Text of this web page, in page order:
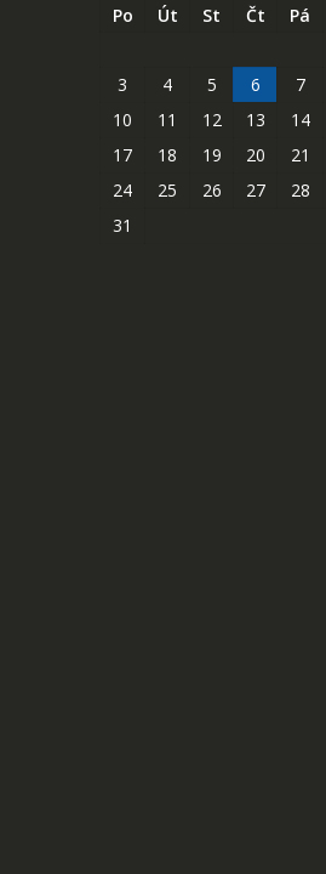
Po Út St Čt Pá
3
4 5 6 7
10
11 12 13 14
17
18 19 20 21
24
25 26 27 28
31